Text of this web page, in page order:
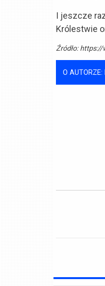
I jeszcze
Królestwie
Źródło:https://
O AUTORZE: